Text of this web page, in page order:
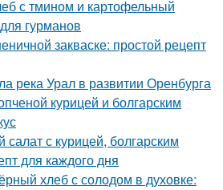
с тмином и картофельный
гурманов
закваске: простой рецепт
река Урал в развитии Оренбурга
курицей и болгарским
салат с курицей, болгарским
для каждого дня
хлеб с солодом в духовке: